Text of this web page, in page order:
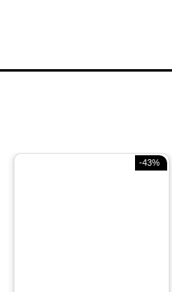
-43%